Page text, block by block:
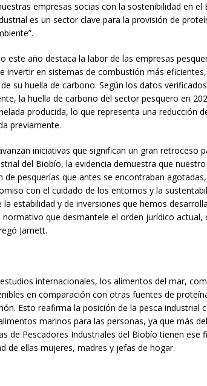
empresas socias con la sostenibilidad en el
es un sector clave para la provisión de
este año destaca la labor de las empresas
invertir en sistemas de combustión más
su huella de carbono. Según los datos
la huella de carbono del sector pesquero en
producida, lo que representa una reducción
previamente.
iniciativas que significan un gran retroceso
del Biobío, la evidencia demuestra que
de pesquerías que antes se encontraban
con el cuidado de los entornos y la
estabilidad y de inversiones que hemos
que desmantele el orden jurídico
Jamett.
internacionales, los alimentos del mar,
en comparación con otras fuentes de
Esto reafirma la posición de la pesca industrial
marinos para las personas, ya que más
de Pescadores Industriales del Biobío tienen ese
de ellas mujeres, madres y jefas de hogar.